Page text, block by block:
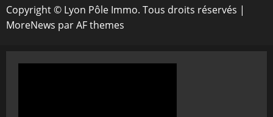
Copyright © Lyon Pôle Immo. Tous droits réservés |
MoreNews par AF themes